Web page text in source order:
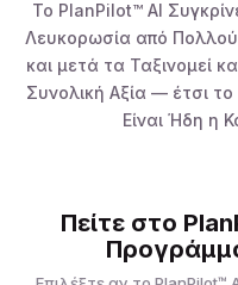
Το PlanPilot™ AI
Λευκορωσία από
και μετά τα Ταξινομεί
Συνολική Αξία — έτσι
Είναι Ήδη η
Πείτε στο